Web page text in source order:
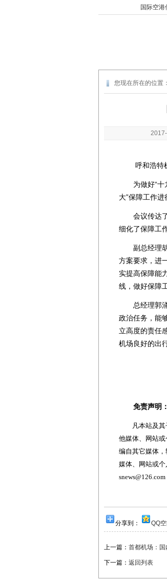
国际空港
您现在所在的位置：
呼和浩特机
为做好“十九
大”保障工作进
会议传达了
细化了保障工
副总经理胡
方案要求，进
实提高保障能
线，做好保障
总经理郭涌
政治任务，能
立高度的责任
机场良好的出
免责声明：
凡本站及其子
他媒体、网站
编自其它媒体
媒体、网站或
snews@126.com
分享到： QQ空
上一篇： 首都机场：国
下一篇： 返回列表